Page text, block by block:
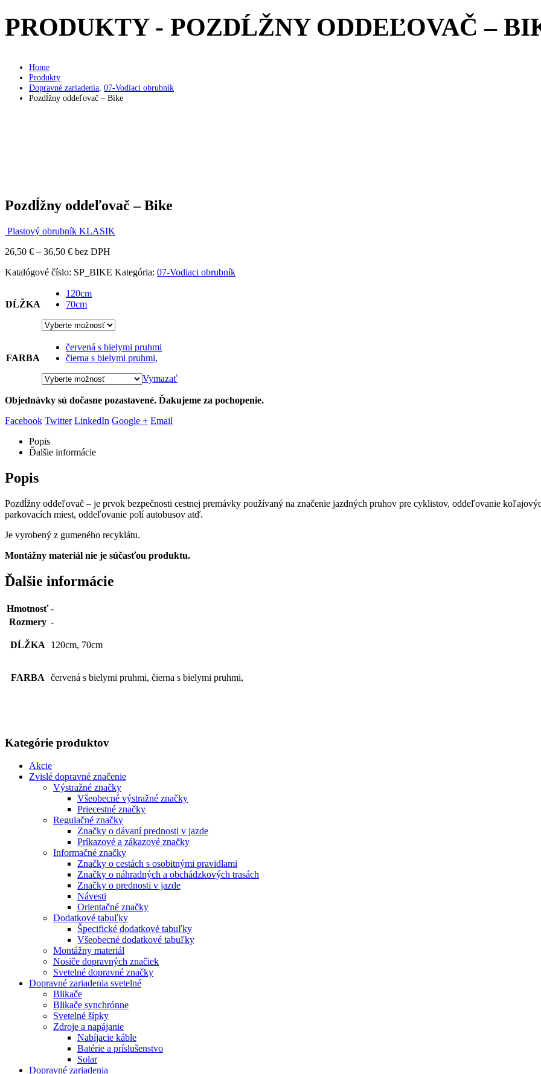
PRODUKTY - POZDĹŽNY ODDEĽOVAČ –
Home
Produkty
Dopravné zariadenia 07-Vodiaci obrubník
Pozdĺžny oddeľovač – Bike
Pozdĺžny oddeľovač – Bike
Plastový obrubník KLASIK
26,50 € – 36,50 €Price
26,50 €
36,50 €
bez DPH
Katalógové číslo: SP_BIKE Kategória: 07-Vodiaci obrubník
DĹŽKA
120cm
70cm
FARBA
červená s bielymi pruhmi
čierna s bielymi pruhmi,
Vymazať
Objednávky sú dočasne pozastavené. Ďakujeme za pochopenie.
Facebook Twitter LinkedIn Google + Email
Popis
Ďalšie informácie
Popis
Pozdĺžny oddeľovač – je prvok bezpečnosti cestnej premávky používaný na značenie jazdných pruhov pre cyklistov, oddeľovanie
parkovacích miest, oddeľovanie polí autobusov atď.
Je vyrobený z gumeného recyklátu.
Montážny materiál nie je súčasťou produktu.
Ďalšie informácie
Hmotnosť -
Rozmery -
DĹŽKA 120cm, 70cm
FARBA červená s bielymi pruhmi, čierna s bielymi pruhmi,
Kategórie produktov
Akcie
Zvislé dopravné značenie
Výstražné značky
Všeobecné výstražné značky
Priecestné značky
Regulačné značky
Značky o dávaní prednosti v jazde
Príkazové a zákazové značky
Informačné značky
Značky o cestách s osobitnými pravidlami
Značky o náhradných a obchádzkových trasách
Značky o prednosti v jazde
Návesti
Orientačné značky
Dodatkové tabuľky
Špecifické dodatkové tabuľky
Všeobecné dodatkové tabuľky
Montážny materiál
Nosiče dopravných značiek
Svetelné dopravné značky
Dopravné zariadenia svetelné
Blikače
Blikače synchrónne
Svetelné šípky
Zdroje a napájanie
Nabíjacie káble
Batérie a príslušenstvo
Solar
Dopravné zariadenia